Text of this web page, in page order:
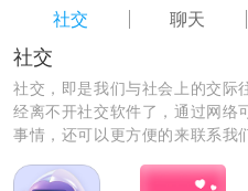
支持发布图片、视频及文字
动消失，用来分享日常生活
社交 聊天
社交
社交，即是我们与社会上的交际
经离不开社交软件了，通过网络
事情，还可以更方便的来联系我
界里吧。